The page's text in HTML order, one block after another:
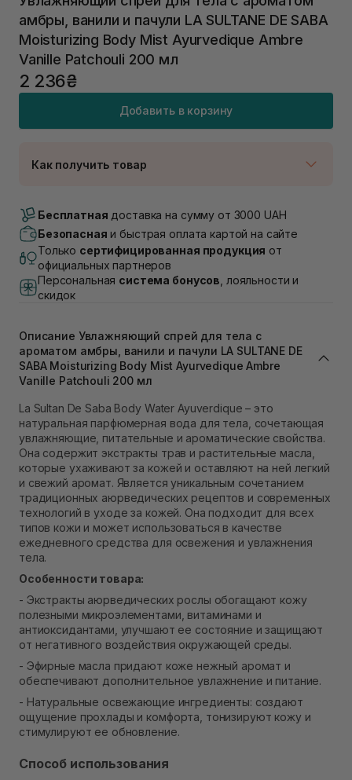
амбры, ванили и пачули LA SULTANE DE SABA
Moisturizing Body Mist Ayurvedique Ambre
Vanille Patchouli 200 мл
2 236₴
Добавить в корзину
Как получить товар
В наличии
Самовывоз г. Луцк, Винниченка 4
Самовывоз г. Львов, ул. Академика Подстригача,
1В (Duck's Lake)
Нет в наличии!
Самовывоз Львов (Ивана Франко 36)
Самовывоз г. Львов ул. Степана Бандеры 43
В наличии
Самовывоз Ровно
В наличии
Самовывоз г. Ровно, ул. Кулика и Гудачека 23 (ТЦ
Экватор)
В наличии
Бесплатная доставка на сумму от 3000 UAH
Безопасная и быстрая оплата картой на сайте
Только сертифицированная продукция от
официальных партнеров
Персональная система бонусов , лояльности и
скидок
Описание Увлажняющий спрей для тела с
ароматом амбры, ванили и пачули LA SULTANE DE
SABA Moisturizing Body Mist Ayurvedique Ambre
Vanille Patchouli 200 мл
La Sultan De Saba Body Water Ayuverdique – это
натуральная парфюмерная вода для тела, сочетающая
увлажняющие, питательные и ароматические свойства.
Она содержит экстракты трав и растительные масла,
которые ухаживают за кожей и оставляют на ней легкий
и свежий аромат. Является уникальным сочетанием
традиционных аюрведических рецептов и современных
технологий в уходе за кожей. Она подходит для всех
типов кожи и может использоваться в качестве
ежедневного средства для освежения и увлажнения
тела.
Особенности товара:
- Экстракты аюрведических рослы обогащают кожу
полезными микроэлементами, витаминами и
антиоксидантами, улучшают ее состояние и защищают
от негативного воздействия окружающей среды.
- Эфирные масла придают коже нежный аромат и
обеспечивают дополнительное увлажнение и питание.
- Натуральные освежающие ингредиенты: создают
ощущение прохлады и комфорта, тонизируют кожу и
стимулируют ее обновление.
Способ использования